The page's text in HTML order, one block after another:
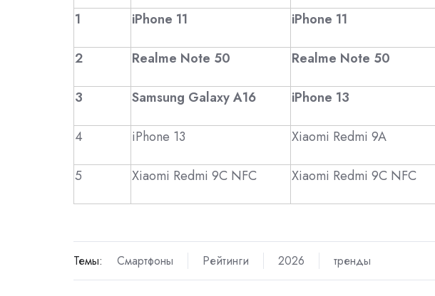
1 iPhone 11 iPhone 11
2 Realme Note 50 Realme Note 50
3 Samsung Galaxy A16 iPhone 13
4 iPhone 13 Xiaomi Redmi 9A
5 Xiaomi Redmi 9C NFC Xiaomi Redmi 9C NFC
Темы: Смартфоны Рейтинги 2026 тренды